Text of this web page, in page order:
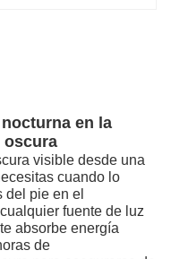
en la
oscura
visible desde una
cuando lo
del pie en el
fuente de luz
absorbe energía
de